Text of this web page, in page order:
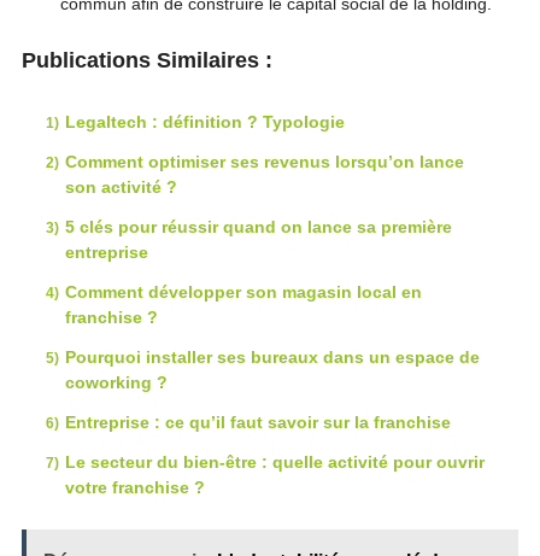
Publications Similaires :
Legaltech : définition ? Typologie
Comment optimiser ses revenus lorsqu’on lance
son activité ?
5 clés pour réussir quand on lance sa première
entreprise
Comment développer son magasin local en
franchise ?
Pourquoi installer ses bureaux dans un espace de
coworking ?
Entreprise : ce qu’il faut savoir sur la franchise
Le secteur du bien-être : quelle activité pour ouvrir
votre franchise ?